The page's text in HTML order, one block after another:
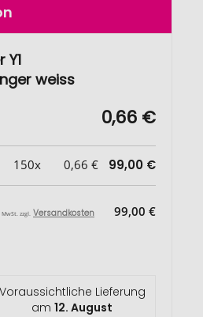
weiss
0,66 €
150x 0,66 € 99,00 €
zzgl. Versandkosten 99,00 €
Voraussichtliche Lieferung
am12. August